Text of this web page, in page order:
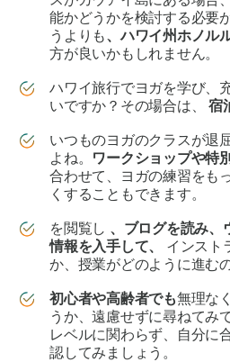
能かどうかを検討する必要
うよりも、ハワイ州ホノル
方が良いかもしれません。
ハワイ旅行でヨガを学び、
いですか？その場合は、宿
いつものヨガのクラスが退
よね。 ワークショップや特
合わせて、ヨガの練習をも
くすることもできます。
を閲覧し 、ブログを読み、
情報を入手して、
インスト
か、授業がどのように進む
初心者や高齢者でも無理な
うか、遠慮せずに尋ねてみ
レベルに関わらず、自分に
認してみましょう。